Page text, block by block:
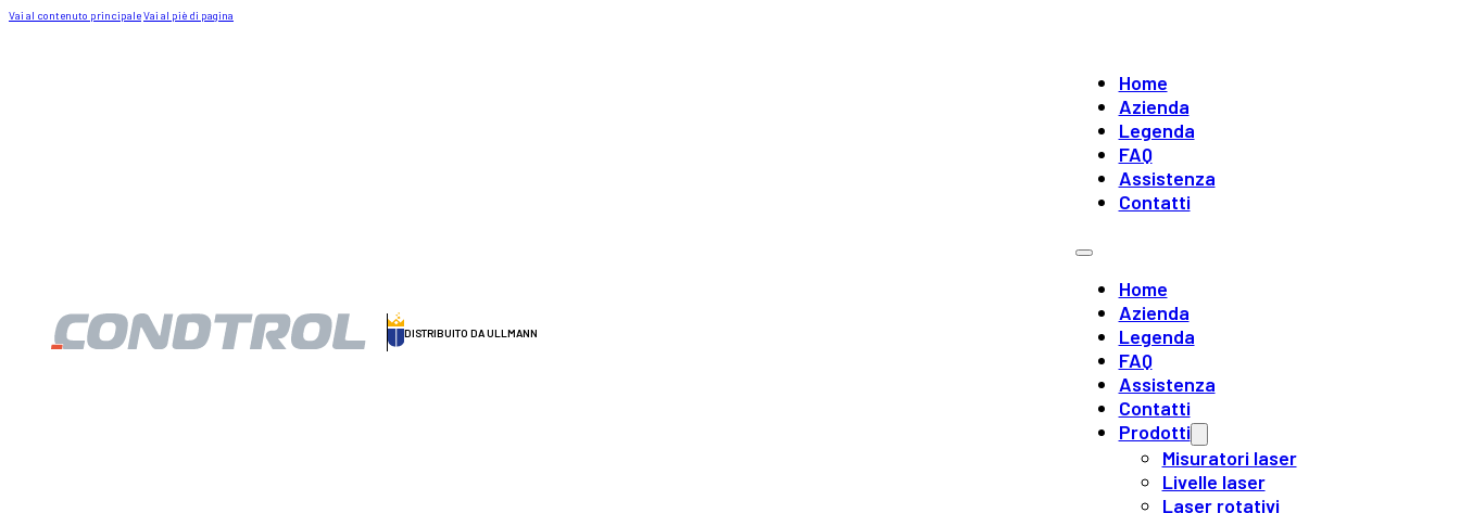
Vai al contenuto principaleVai al piè di pagina
DISTRIBUITO DA ULLMANN
Home
Azienda
Legenda
FAQ
Assistenza
Contatti
Home
Azienda
Legenda
FAQ
Assistenza
Contatti
Prodotti
Misuratori laser
Livelle laser
Laser rotativi